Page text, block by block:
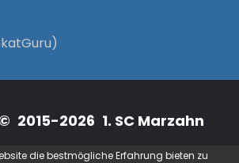
2015-2026 1. SC Marzahn
die bestmögliche Erfahrung bieten zu